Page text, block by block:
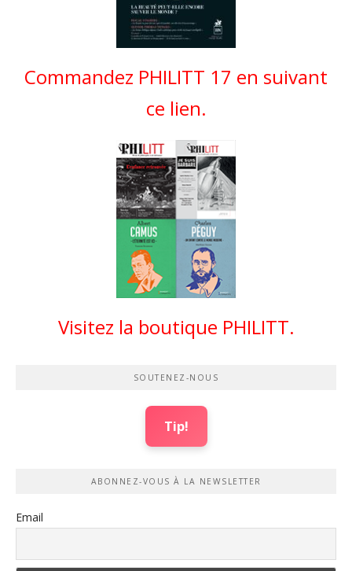
Commandez PHILITT 17 en suivant
ce lien.
Visitez la boutique PHILITT.
SOUTENEZ-NOUS
Tip!
ABONNEZ-VOUS À LA NEWSLETTER
Email